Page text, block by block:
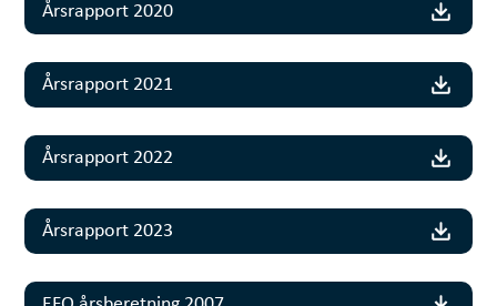
Årsrapport 2020
Årsrapport 2021
Årsrapport 2022
Årsrapport 2023